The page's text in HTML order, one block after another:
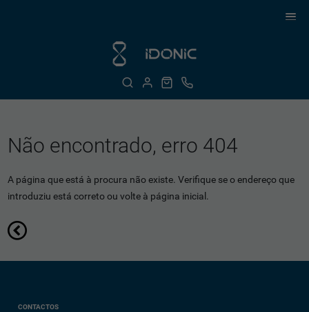
Não encontrado, erro 404
A página que está à procura não existe. Verifique se o endereço que
introduziu está correto ou volte à página inicial.
CONTACTOS